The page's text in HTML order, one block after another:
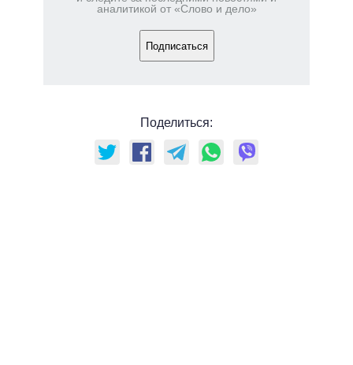
аналитикой от «Слово и дело»
Подписаться
Поделиться: